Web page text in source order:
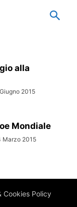
alla
2015
Mondiale
Marzo 2015
Cookies Policy